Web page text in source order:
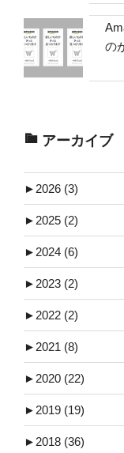
の
アーカイブ
► 2026 (3)
► 2025 (2)
► 2024 (6)
► 2023 (2)
► 2022 (2)
► 2021 (8)
► 2020 (22)
► 2019 (19)
► 2018 (36)